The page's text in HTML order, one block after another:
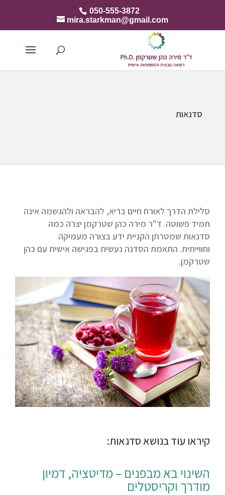
050-555-3872
mira.starkman@gmail.com
סדנאות
סלילת הדרך לאורח חיים בריא, להבראה ולהגשמה אינה
תמיד פשוטה. ד"ר מירה כהן שטרקמן יצרה כמה
סדנאות שמטרתן הקניית ידע בצורה מעמיקה
וחווייתית. התאמת הסדנה נעשית בפגישה אישית עם כהן
שטרקמן.
קיראו עוד בנושא סדנאות:
השינוי בא מבפנים – מדיטציה, דמיון
מודרך וקריסטלים